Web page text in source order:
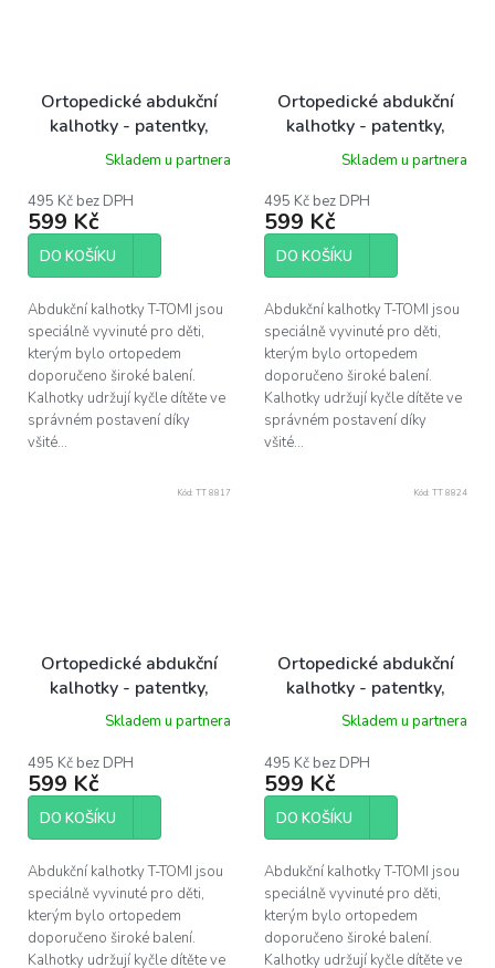
Ortopedické abdukční
kalhotky - patentky,
dinos (3-6kg)
Skladem u partnera
495 Kč bez DPH
599 Kč
DO KOŠÍKU
Abdukční kalhotky T-TOMI jsou
speciálně vyvinuté pro děti,
kterým bylo ortopedem
doporučeno široké balení.
Kalhotky udržují kyčle dítěte ve
správném postavení díky
všité...
Ortopedické abdukční
kalhotky - patentky,
dinos (5-9kg)
Skladem u partnera
495 Kč bez DPH
599 Kč
DO KOŠÍKU
Abdukční kalhotky T-TOMI jsou
speciálně vyvinuté pro děti,
kterým bylo ortopedem
doporučeno široké balení.
Kalhotky udržují kyčle dítěte ve
správném postavení díky
všité...
Ortopedické abdukční
kalhotky - patentky,
flamingo (3-6kg)
Skladem u partnera
495 Kč bez DPH
599 Kč
DO KOŠÍKU
Abdukční kalhotky T-TOMI jsou
speciálně vyvinuté pro děti,
kterým bylo ortopedem
doporučeno široké balení.
Kalhotky udržují kyčle dítěte ve
Kód: TT 8817
Ortopedické abdukční
kalhotky - patentky,
flamingo (5-9kg)
Skladem u partnera
495 Kč bez DPH
599 Kč
DO KOŠÍKU
Abdukční kalhotky T-TOMI jsou
speciálně vyvinuté pro děti,
kterým bylo ortopedem
doporučeno široké balení.
Kalhotky udržují kyčle dítěte ve
Kód: TT 8824